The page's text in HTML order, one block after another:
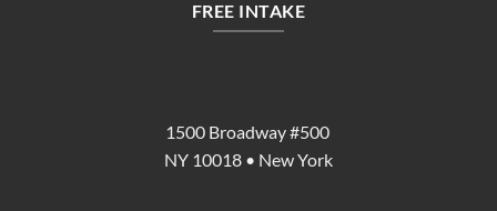
FREE INTAKE
1500 Broadway #500
NY 10018 • New York